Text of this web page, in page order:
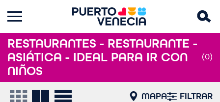
RESTAURANTES - RESTAURANTE -
ASIÁTICA - IDEAL PARA IR CON
NIÑOS
(0)
MAPA FILTRAR